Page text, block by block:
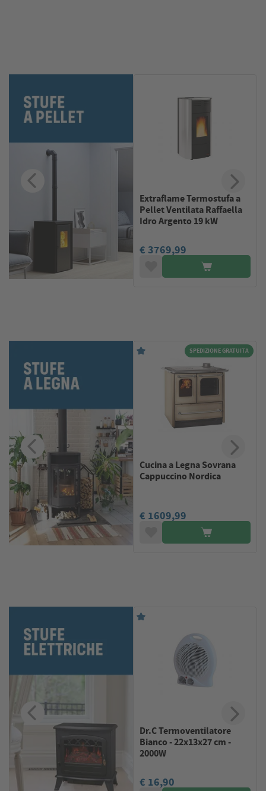
Extraflame Termostufa a
Pellet Ventilata Raffaella
Idro Argento 19 kW
€ 3769,99
SPEDIZIONE GRATUITA
Cucina a Legna Sovrana
Cappuccino Nordica
€ 1609,99
Dr.C Termoventilatore
Bianco - 22x13x27 cm -
2000W
€ 16,90